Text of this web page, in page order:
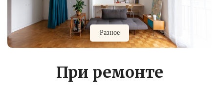
Разное
При ремонте